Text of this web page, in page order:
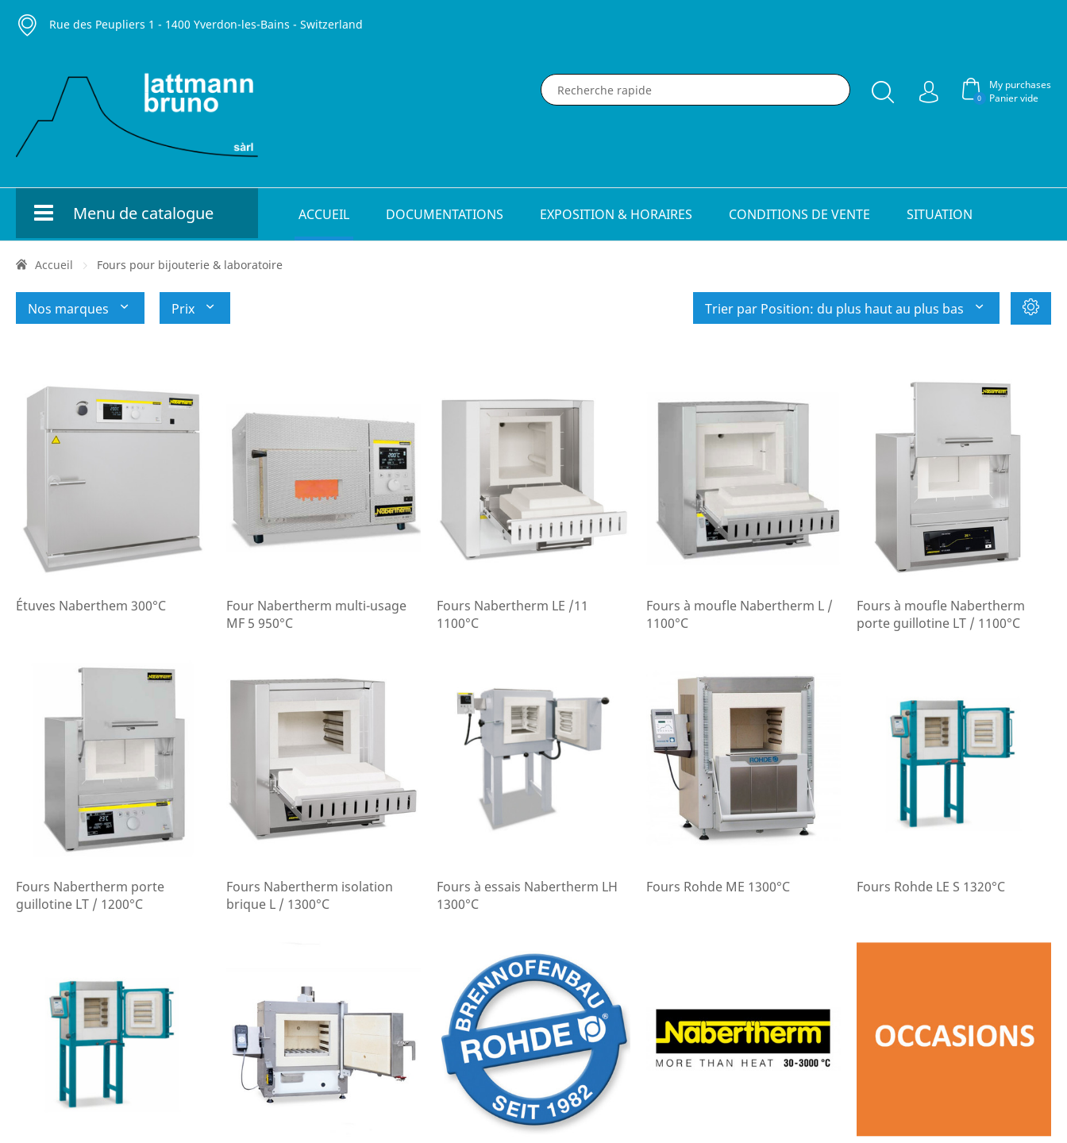
Rue des Peupliers 1 - 1400 Yverdon-les-Bains - Switzerland
My purchases
0 Panier vide
Menu de catalogue ACCUEIL DOCUMENTATIONS EXPOSITION & HORAIRES CONDITIONS DE VENTE SITUATION
Accueil Fours pour bijouterie & laboratoire
Nos marques Prix
Étuves Naberthem 300°C
Four Nabertherm multi-usage
MF 5 950°C
Fours Nabertherm LE /11
1100°C
Fours à moufle Nabertherm L /
1100°C
Fours à moufle Nabertherm
porte guillotine LT / 1100°C
Fours Nabertherm porte
guillotine LT / 1200°C
Fours Nabertherm isolation
brique L / 1300°C
Fours à essais Nabertherm LH
1300°C
Fours Rohde ME 1300°C Fours Rohde LE S 1320°C
Trier par Position: du plus haut au plus bas